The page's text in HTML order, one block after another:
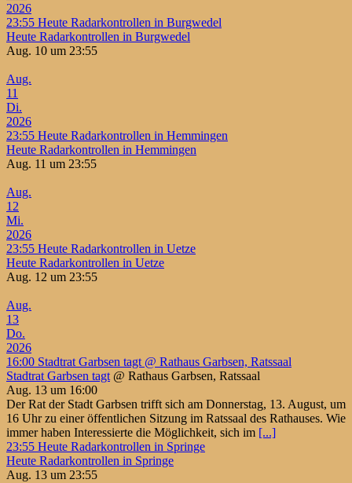
2026
23:55 Heute Radarkontrollen in Burgwedel
Heute Radarkontrollen in Burgwedel
Aug. 10 um 23:55
Aug.
11
Di.
2026
23:55 Heute Radarkontrollen in Hemmingen
Heute Radarkontrollen in Hemmingen
Aug. 11 um 23:55
Aug.
12
Mi.
2026
23:55 Heute Radarkontrollen in Uetze
Heute Radarkontrollen in Uetze
Aug. 12 um 23:55
Aug.
13
Do.
2026
16:00 Stadtrat Garbsen tagt @ Rathaus Garbsen, Ratssaal
Stadtrat Garbsen tagt @ Rathaus Garbsen, Ratssaal
Aug. 13 um 16:00
Der Rat der Stadt Garbsen trifft sich am Donnerstag, 13. August, um
16 Uhr zu einer öffentlichen Sitzung im Ratssaal des Rathauses. Wie
immer haben Interessierte die Möglichkeit, sich im [...]
23:55 Heute Radarkontrollen in Springe
Heute Radarkontrollen in Springe
Aug. 13 um 23:55